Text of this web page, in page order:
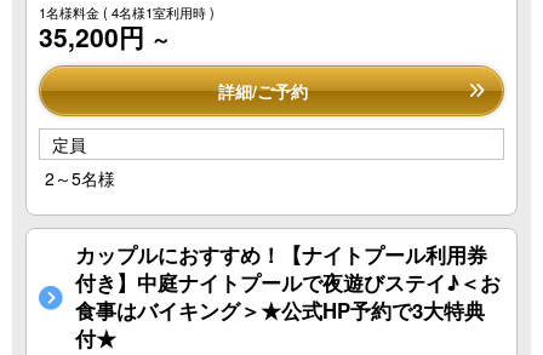
1名様料金( 4名様1室利用時 )
35,200円 ～
詳細/ご予約
定員
2～5名様
カップルにおすすめ！【ナイトプール利用券
付き】中庭ナイトプールで夜遊びステイ♪＜お
食事はバイキング＞★公式HP予約で3大特典
付★